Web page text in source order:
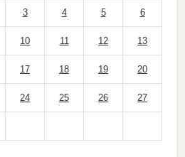
3 4 5 6
10 11 12 13
17 18 19 20
24 25 26 27